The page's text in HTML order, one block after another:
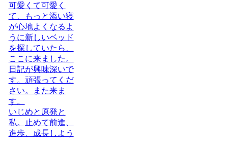
可愛くて可愛く
て、もっと添い寝
が心地よくなるよ
うに新しいベッド
を探していたら、
ここに来ました。
日記が興味深いで
す。頑張ってくだ
さい。また来ま
す。
いじめと原発と
私。止めて前進、
進歩、成長しよう